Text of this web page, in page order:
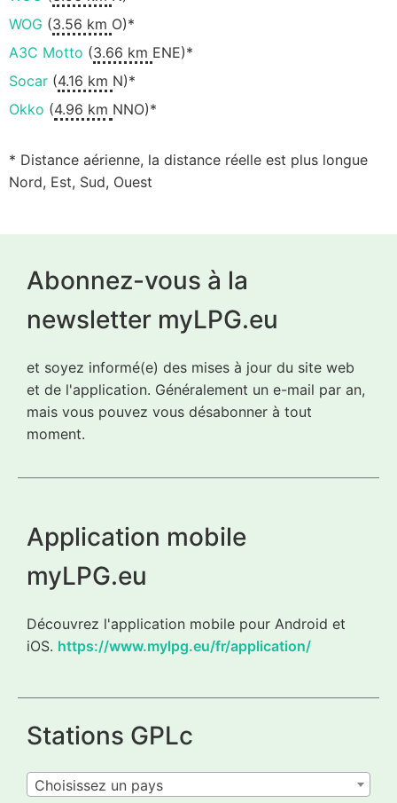
WOG (3.56 km O)*
АЗС Motto (3.66 km ENE)*
Socar (4.16 km N)*
Okko (4.96 km NNO)*
* Distance aérienne, la distance réelle est plus longue
Nord, Est, Sud, Ouest
Abonnez-vous à la
newsletter myLPG.eu
et soyez informé(e) des mises à jour du site web
et de l'application. Généralement un e-mail par an,
mais vous pouvez vous désabonner à tout
moment.
Application mobile
myLPG.eu
Découvrez l'application mobile pour Android et
iOS. https://www.mylpg.eu/fr/application/
Stations GPLc
Choisissez un pays